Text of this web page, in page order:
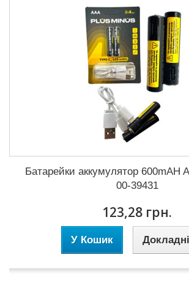
Батарейки аккумулятор 600mAH
00-39431
123,28 грн.
У Кошик